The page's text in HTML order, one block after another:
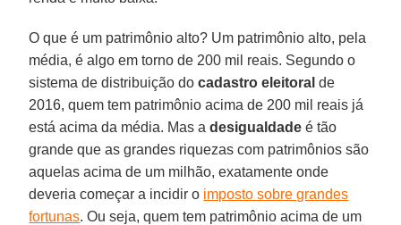
O que é um patrimônio alto? Um patrimônio alto, pela
média, é algo em torno de 200 mil reais. Segundo o
sistema de distribuição docadastro eleitoral de
2016, quem tem patrimônio acima de 200 mil reais já
está acima da média. Mas adesigualdade é tão
grande que as grandes riquezas com patrimônios são
aquelas acima de um milhão, exatamente onde
deveria começar a incidir o imposto sobre grandes
fortunas. Ou seja, quem tem patrimônio acima de um